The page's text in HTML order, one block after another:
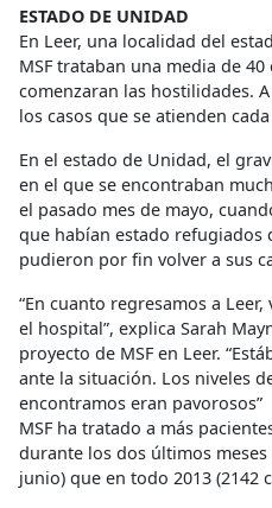
ESTADO DE UNIDAD
En Leer, una localidad del
MSF trataban una media de
comenzaran las hostilidades.
los casos que se atienden
En el estado de Unidad, el
en el que se encontraban
el pasado mes de mayo,
que habían estado refugiados
pudieron por fin volver a sus
“En cuanto regresamos a
el hospital”, explica Sarah
proyecto de MSF en Leer.
ante la situación. Los niveles
encontramos eran pavorosos”
MSF ha tratado a más
durante los dos últimos meses
junio) que en todo 2013 (2142